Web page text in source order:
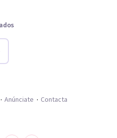
Anúnciate Contacta